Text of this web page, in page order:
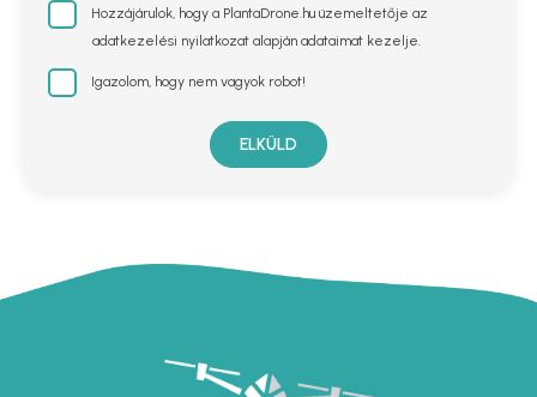
Hozzájárulok, hogy a PlantaDrone.hu üzemeltetője az
adatkezelési nyilatkozat alapján adataimat kezelje.
Igazolom, hogy nem vagyok robot!
ELKÜLD